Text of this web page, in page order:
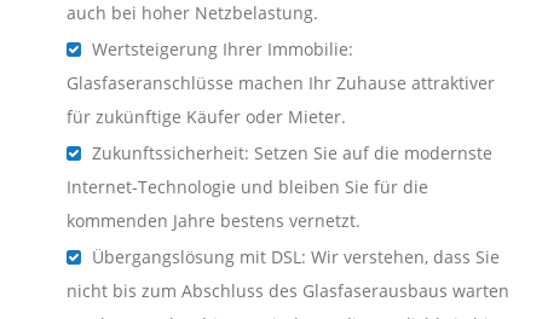
auch bei hoher Netzbelastung.
Wertsteigerung Ihrer Immobilie:
Glasfaseranschlüsse machen Ihr Zuhause attraktiver
für zukünftige Käufer oder Mieter.
Zukunftssicherheit: Setzen Sie auf die modernste
Internet-Technologie und bleiben Sie für die
kommenden Jahre bestens vernetzt.
Übergangslösung mit DSL: Wir verstehen, dass Sie
nicht bis zum Abschluss des Glasfaserausbaus warten